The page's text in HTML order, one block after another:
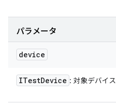
パラメータ
device
ITestDevice : 対象デバイス